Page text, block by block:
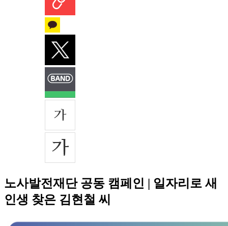
노사발전재단 공동 캠페인 | 일자리로 새
인생 찾은 김현철 씨